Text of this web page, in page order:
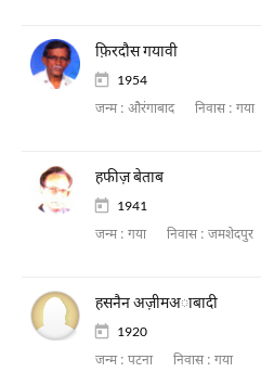
फ़िरदौस गयावी
1954
जन्म : औरंगाबाद निवास : गया
हफीज़ बेताब
1941
जन्म : गया निवास : जमशेदपुर
हसनैन अज़ीमअाबादी
1920
जन्म : पटना निवास : गया